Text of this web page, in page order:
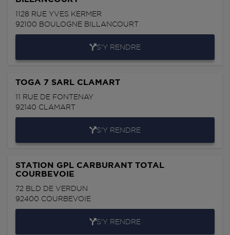
1128 RUE YVES KERMER
92100 BOULOGNE BILLANCOURT
S'Y RENDRE
TOGA 7 SARL CLAMART
11 RUE DE FONTENAY
92140 CLAMART
S'Y RENDRE
STATION GPL CARBURANT TOTAL
COURBEVOIE
72 BLD DE VERDUN
92400 COURBEVOIE
S'Y RENDRE